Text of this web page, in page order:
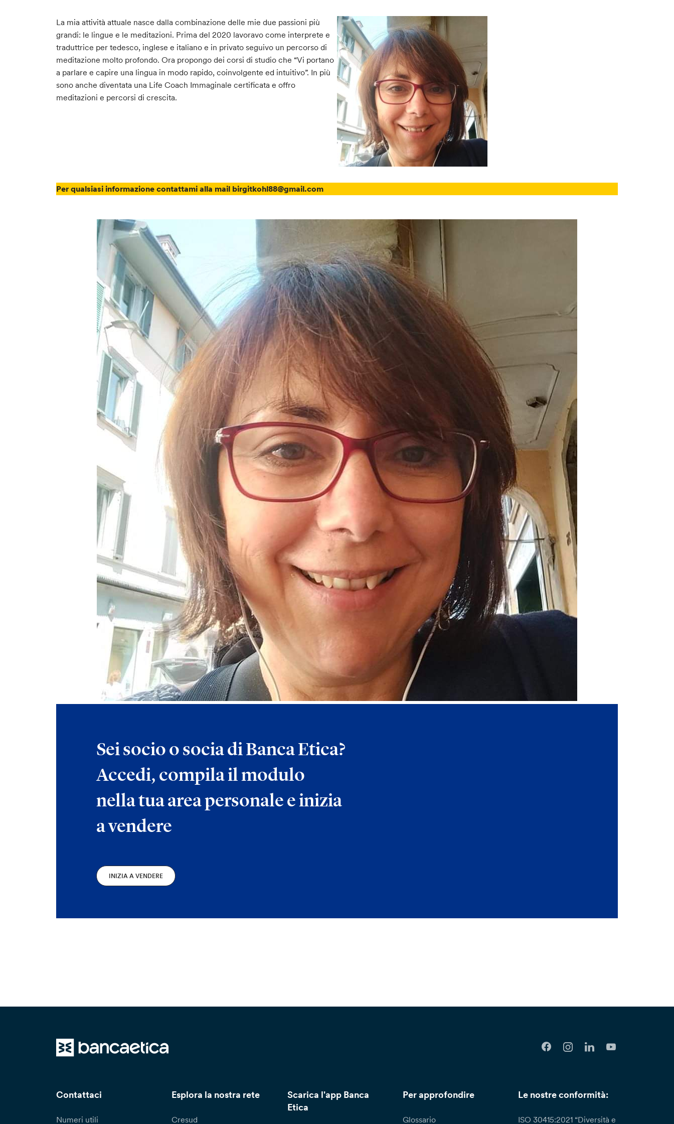
La mia attività attuale nasce dalla combinazione delle mie due passioni più
grandi: le lingue e le meditazioni. Prima del 2020 lavoravo come interprete e
traduttrice per tedesco, inglese e italiano e in privato seguivo un percorso di
meditazione molto profondo. Ora propongo dei corsi di studio che “Vi portano
a parlare e capire una lingua in modo rapido, coinvolgente ed intuitivo”. In più
sono anche diventata una Life Coach Immaginale certificata e offro
meditazioni e percorsi di crescita.
Per qualsiasi informazione contattami alla mail birgitkohl88@gmail.com
Sei socio o socia di Banca Etica?
Accedi, compila il modulo
nella tua area personale e inizia
a vendere
INIZIA A VENDERE
Contattaci
Numeri utili
Esplora la nostra rete
Cresud
Scarica l'app Banca
Etica
Per approfondire
Glossario
Le nostre conformità:
ISO 30415:2021 “Diversità e